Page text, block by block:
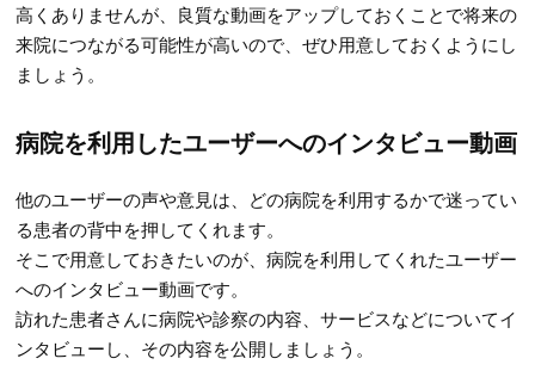
高くありませんが、良質な動画をアップしておくことで将来の
来院につながる可能性が高いので、ぜひ用意しておくようにし
ましょう。
病院を利用したユーザーへのインタビュー動画
他のユーザーの声や意見は、どの病院を利用するかで迷ってい
る患者の背中を押してくれます。
そこで用意しておきたいのが、病院を利用してくれたユーザー
へのインタビュー動画です。
訪れた患者さんに病院や診察の内容、サービスなどについてイ
ンタビューし、その内容を公開しましょう。